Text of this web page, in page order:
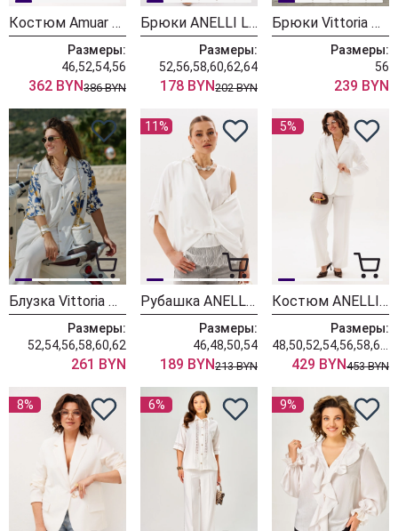
Костюм Amuar 1122
Размеры:
46,52,54,56
362 BYN386 BYN
Брюки ANELLI LAUREL 1416.1 белый крэш
Размеры:
52,56,58,60,62,64
178 BYN202 BYN
Брюки Vittoria Queen 28523бр молочный
Размеры:
56
239 BYN
Блузка Vittoria Queen 28523 бл молочный принт
Размеры:
52,54,56,58,60,62
261 BYN
11%
Рубашка ANELLI LAUREL 1663-2 белая жемчужина
Размеры:
46,48,50,54
189 BYN213 BYN
5%
Костюм ANELLI LAUREL 1856 белый тюльпан
Размеры:
429 BYN453 BYN
8% 6% 9%